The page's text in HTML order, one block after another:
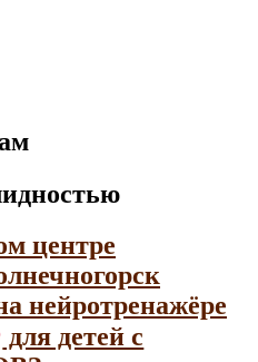
центре
нейротренажёре
для детей с